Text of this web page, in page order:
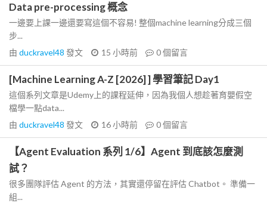
Data pre-processing 概念
一邊要上課一邊還要寫這個不容易! 整個machine learning分成三個
步...
由 duckravel48 發文 15 小時前 0個留言
[Machine Learning A-Z [2026] ] 學習筆記 Day1
這個系列文章是Udemy上的課程延伸，因為我個人想趁著育嬰假空
檔學一點data...
由 duckravel48 發文 16 小時前 0個留言
【Agent Evaluation 系列 1/6】Agent 到底該怎麼測
試？
很多團隊評估 Agent 的方法，其實還停留在評估 Chatbot。 準備一
組...